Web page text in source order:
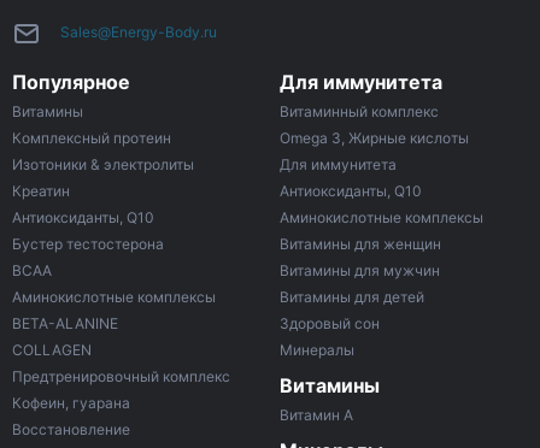
Sales@Energy-Body.ru
Популярное
Витамины
Комплексный протеин
Изотоники & электролиты
Креатин
Антиоксиданты, Q10
Бустер тестостерона
ВСАА
Аминокислотные комплексы
BETA-ALANINE
COLLAGEN
Предтренировочный комплекс
Кофеин, гуарана
Восстановление
Для иммунитета
Витаминный комплекс
Omega 3, Жирные кислоты
Для иммунитета
Антиоксиданты, Q10
Аминокислотные комплексы
Витамины для женщин
Витамины для мужчин
Витамины для детей
Здоровый сон
Минералы
Витамины
Витамин A